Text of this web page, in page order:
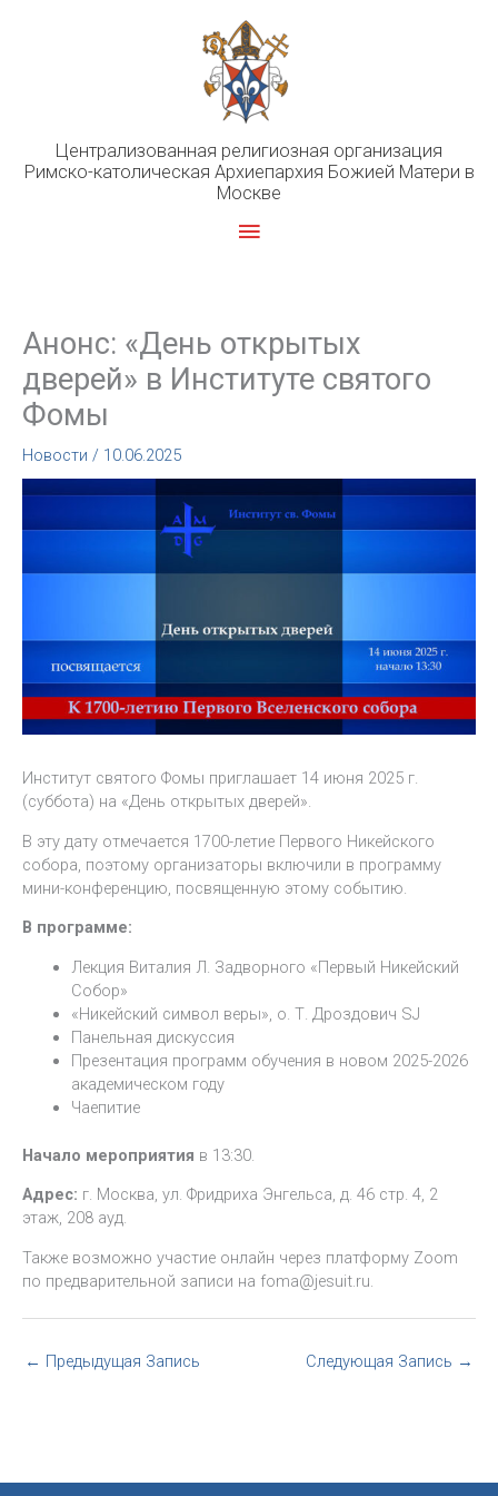
Централизованная религиозная организация
Римско-католическая Архиепархия Божией Матери в
Москве
Главное
Анонс: «День открытых
дверей» в Институте святого
Фомы
Новости / 10.06.2025
Институт святого Фомы приглашает 14 июня 2025 г.
(суббота) на «День открытых дверей».
В эту дату отмечается 1700-летие Первого Никейского
собора, поэтому организаторы включили в программу
мини-конференцию, посвященную этому событию.
В программе:
Лекция Виталия Л. Задворного «Первый Никейский
Собор»
«Никейский символ веры», о. Т. Дроздович SJ
Панельная дискуссия
Презентация программ обучения в новом 2025-2026
академическом году
Чаепитие
Начало мероприятия в 13:30.
Адрес: г. Москва, ул. Фридриха Энгельса, д. 46 стр. 4, 2
этаж, 208 ауд.
Также возможно участие онлайн через платформу Zoom
по предварительной записи на foma@jesuit.ru.
← Предыдущая Запись Следующая Запись →